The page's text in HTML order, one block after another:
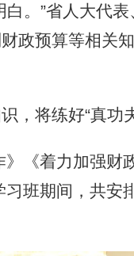
”省人大代表
政预算等相关
练好“真功夫
着力加强财
习班期间，共安